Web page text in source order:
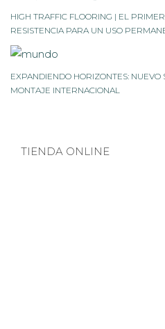
HIGH TRAFFIC FLOORING | EL
RESISTENCIA PARA UN USO
EXPANDIENDO HORIZONTES: NUEVO
MONTAJE INTERNACIONAL
TIENDA ONLINE